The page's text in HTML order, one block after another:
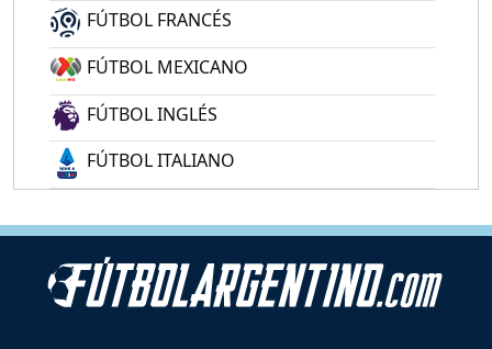
FÚTBOL FRANCÉS
FÚTBOL MEXICANO
FÚTBOL INGLÉS
FÚTBOL ITALIANO